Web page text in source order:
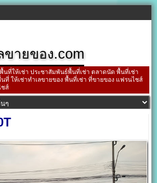
ขายของ.com
นที่ให้เช่า ประชาสัมพันธ์พื้นที่เช่า ตลาดนัด พื้นที่เช่า
ที่ ให้เช่าทำเลขายของ พื้นที่เช่า ที่ขายของ แฟรนไชส์
ชส์